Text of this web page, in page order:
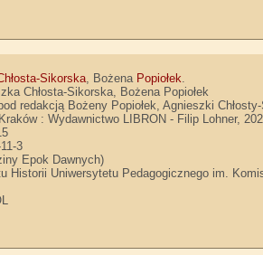
Sikorska, Bożena Popiołek.
Chłosta-Sikorska, Bożena Popiołek
redakcją Bożeny Popiołek, Agnieszki
Kraków : Wydawnictwo LIBRON - Filip Lohner,
3
Epok Dawnych)
Historii Uniwersytetu Pedagogicznego im.